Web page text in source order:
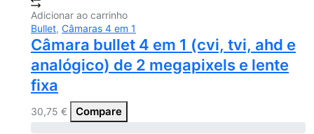
Adicionar ao carrinho
Bullet, Câmaras 4 em 1
Câmara bullet 4 em 1 (cvi, tvi, ahd e
analógico) de 2 megapixels e lente
fixa
30,75 € Compare